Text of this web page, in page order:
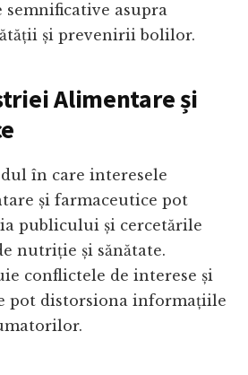
semnificative asupra
și prevenirii bolilor.
Alimentare și
în care interesele
și farmaceutice pot
publicului și cercetările
nutriție și sănătate.
conflictele de interese și
pot distorsiona informațiile